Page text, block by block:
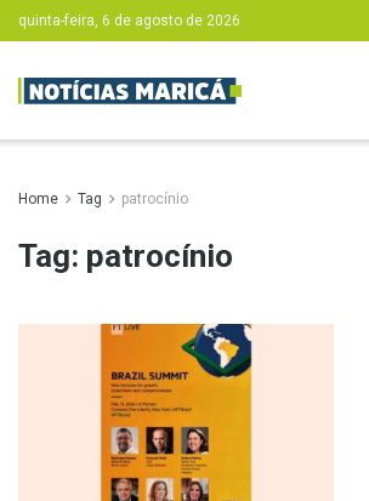
quinta-feira, 6 de agosto de 2026
Home Tag patrocínio
Tag: patrocínio